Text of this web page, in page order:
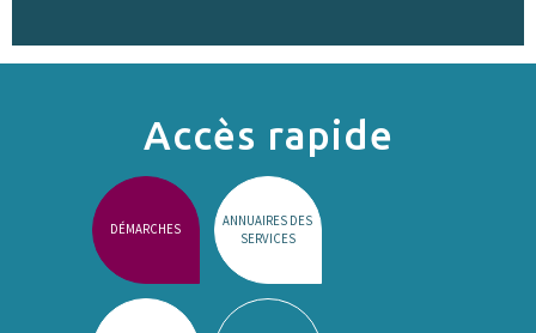
Accès rapide
DÉMARCHES
ANNUAIRES DES
SERVICES